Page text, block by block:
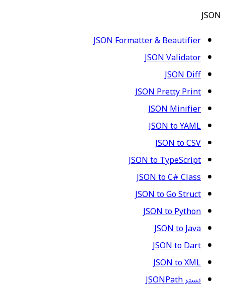
JSON
JSON Formatter & Beautifier
JSON Validator
JSON Diff
JSON Pretty Print
JSON Minifier
JSON to YAML
JSON to CSV
JSON to TypeScript
JSON to C# Class
JSON to Go Struct
JSON to Python
JSON to Java
JSON to Dart
JSON to XML
تستر JSONPath